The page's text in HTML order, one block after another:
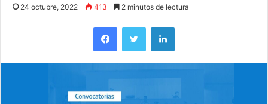
24 octubre, 2022 413 2 minutos de lectura